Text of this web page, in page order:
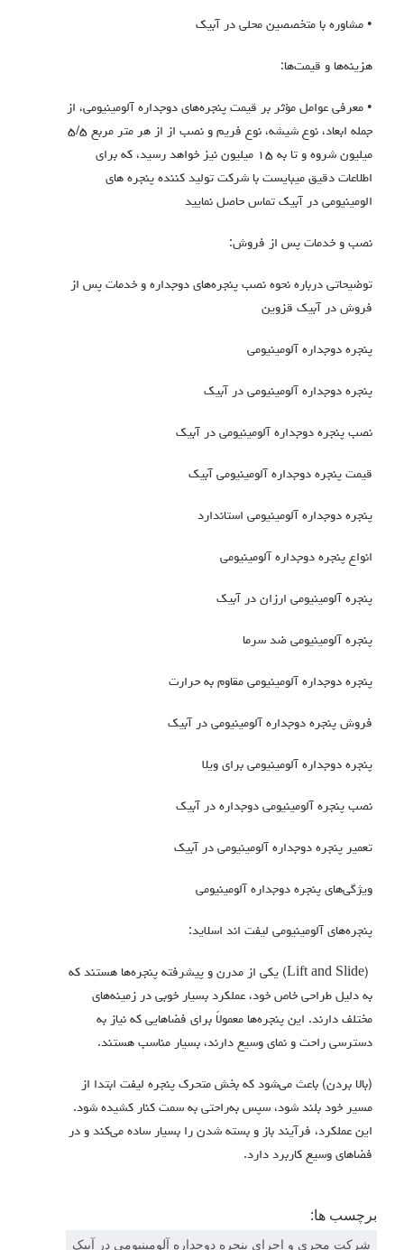
• مشاوره با متخصصین محلی در آبیک
هزینه‌ها و قیمت‌ها:
• معرفی عوامل مؤثر بر قیمت پنجره‌های دوجداره آلومینیومی، از
جمله ابعاد، نوع شیشه، نوع فریم و نصب از از هر متر مربع ٥/٥
ميليون شروه و تا به ١٥ ميليون نيز خواهد رسيد، كه براي
اطلاعات دقيق ميبايست با شركت توليد كننده پنجره هاي
الومينيومي در آبیک تماس حاصل نماييد
نصب و خدمات پس از فروش:
توضیحاتی درباره نحوه نصب پنجره‌های دوجداره و خدمات پس از
فروش در آبیک قزوین
پنجره دوجداره آلومینیومی
پنجره دوجداره آلومینیومی در آبیک
نصب پنجره دوجداره آلومینیومی در آبیک
قیمت پنجره دوجداره آلومینیومی آبیک
پنجره دوجداره آلومینیومی استاندارد
انواع پنجره دوجداره آلومینیومی
پنجره آلومینیومی ارزان در آبیک
پنجره آلومینیومی ضد سرما
پنجره دوجداره آلومینیومی مقاوم به حرارت
فروش پنجره دوجداره آلومینیومی در آبیک
پنجره دوجداره آلومینیومی برای ویلا
نصب پنجره آلومینیومی دوجداره در آبیک
تعمیر پنجره دوجداره آلومینیومی در آبیک
ویژگی‌های پنجره دوجداره آلومینیومی
پنجره‌های آلومینیومی لیفت اند اسلاید:
(Lift and Slide) یکی از مدرن و پیشرفته پنجره‌ها هستند که
به دلیل طراحی خاص خود، عملکرد بسیار خوبی در زمینه‌های
مختلف دارند. این پنجره‌ها معمولاً برای فضاهایی که نیاز به
دسترسی راحت و نمای وسیع دارند، بسیار مناسب هستند.
(بالا بردن) باعث می‌شود که بخش متحرک پنجره ليفت ابتدا از
مسیر خود بلند شود، سپس به‌راحتی به سمت کنار کشیده شود.
این عملکرد، فرآیند باز و بسته شدن را بسیار ساده می‌کند و در
فضاهاي وسيع كاربرد دارد.
برچسب ها:
شرکت مجری و اجرای پنجره دوجداره آلومينيومی در آبیک